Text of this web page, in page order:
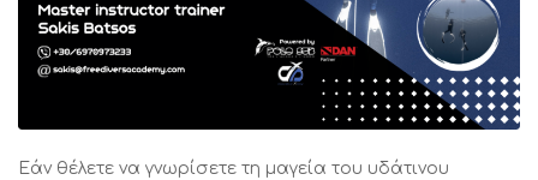
Εάν θέλετε να γνωρίσετε τη μαγεία του υδάτινου